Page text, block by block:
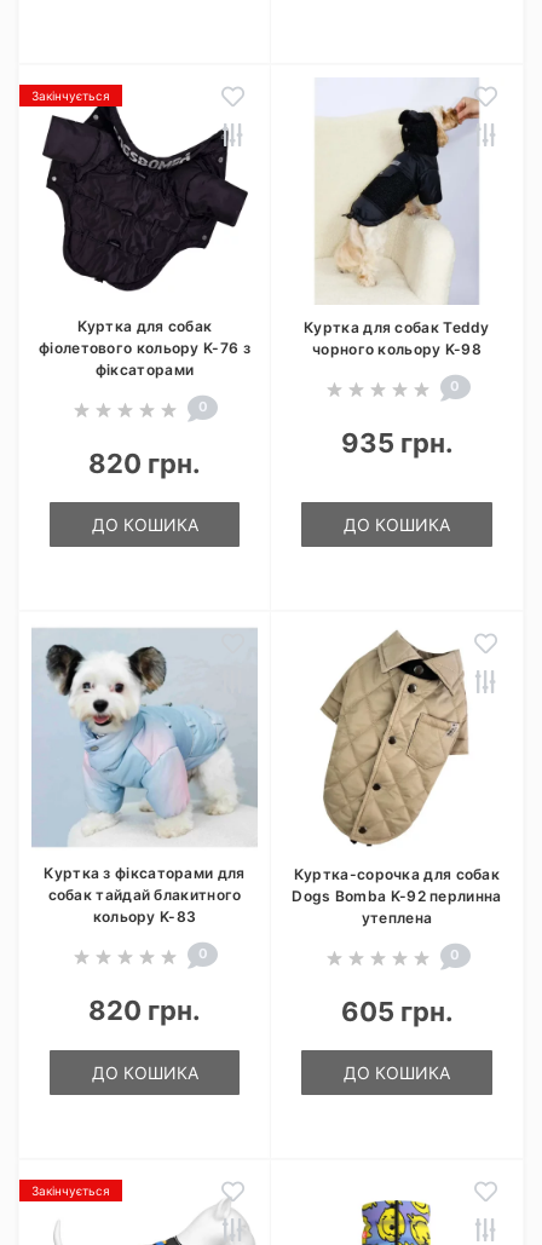
Закінчується
Куртка для собак
фіолетового кольору K-76 з
фіксаторами
0
820 грн.
ДО КОШИКА
Куртка для собак Teddy
чорного кольору K-98
0
935 грн.
ДО КОШИКА
Куртка з фіксаторами для
собак тайдай блакитного
кольору K-83
0
820 грн.
ДО КОШИКА
Куртка-сорочка для собак
Dogs Bomba K-92 перлинна
утеплена
0
605 грн.
ДО КОШИКА
Закінчується